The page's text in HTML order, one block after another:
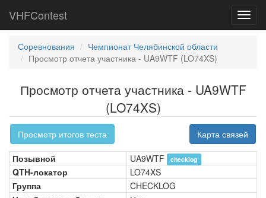
VHFContest
Соревнования
Чемпионат Челябинской области
Просмотр отчета участника - UA9WTF (LO74XS)
Просмотр отчета участника - UA9WTF
(LO74XS)
Просмотр итогов теста Карта связей
Позывной UA9WTF checklog
QTH-локатор
LO74XS
Группа
CHECKLOG